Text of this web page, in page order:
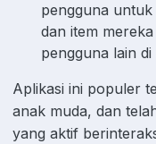
pengguna untuk
dan item
pengguna lain di
Aplikasi ini populer
anak muda, dan
yang aktif